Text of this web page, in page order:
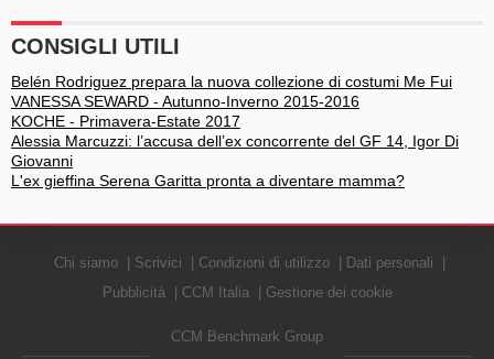
CONSIGLI UTILI
Belén Rodriguez prepara la nuova collezione di costumi Me Fui
VANESSA SEWARD - Autunno-Inverno 2015-2016
KOCHE - Primavera-Estate 2017
Alessia Marcuzzi: l’accusa dell’ex concorrente del GF 14, Igor Di
Giovanni
L'ex gieffina Serena Garitta pronta a diventare mamma?
Chi siamo Scrivici Condizioni di utilizzo
Dati personali
Pubblicità
CCM Italia Gestione dei cookie
CCM Benchmark Group